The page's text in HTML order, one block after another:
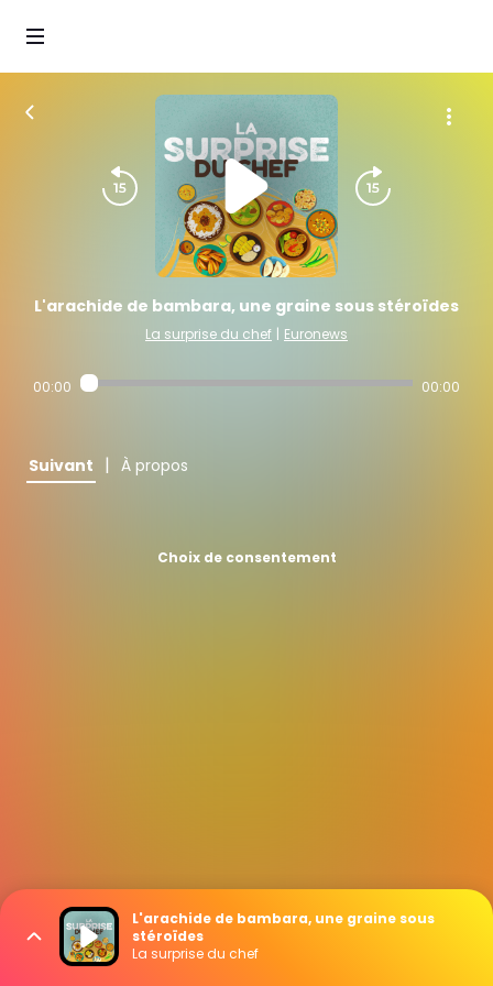
L'arachide de bambara, une graine sous stéroïdes
La surprise du chef | Euronews
00:00 00:00
Suivant | À propos
Choix de consentement
L'arachide de bambara, une graine sous
stéroïdes
La surprise du chef